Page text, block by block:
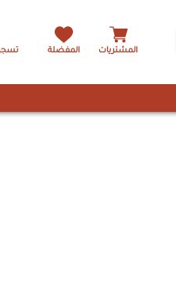
المشتريات المفضلة